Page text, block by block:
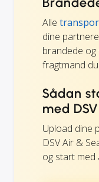
Alle
dine
brandede og
fragtmand
Sådan
med
Upload dine
DSV Air &
og start med